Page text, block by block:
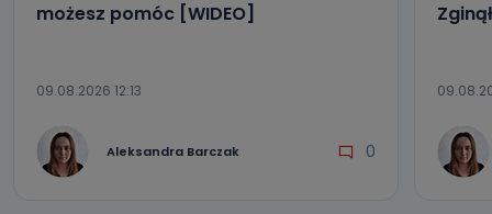
możesz pomóc [WIDEO]
09.08.2026 12:13
Aleksandra Barczak 0